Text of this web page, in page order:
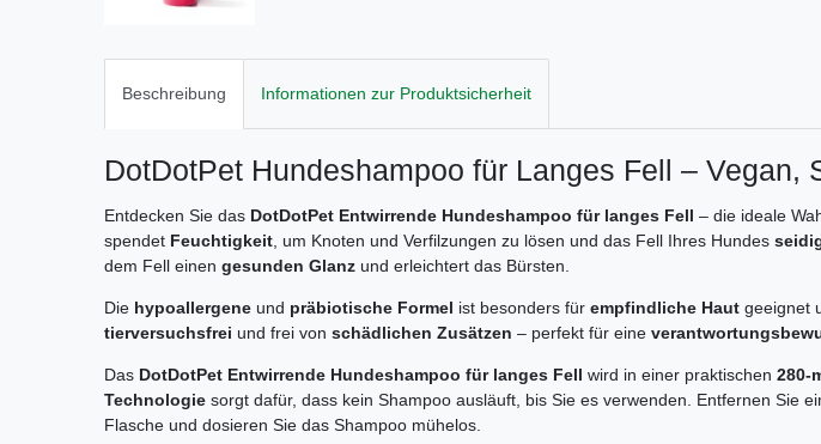
Beschreibung Informationen zur Produktsicherheit
DotDotPet Hundeshampoo für Langes Fell – Vegan,
Entdecken Sie das DotDotPet Entwirrende Hundeshampoo für langes Fell – die ideale
spendet Feuchtigkeit , um Knoten und Verfilzungen zu lösen und das Fell Ihres Hundes
dem Fell einen gesunden Glanz und erleichtert das Bürsten.
Die hypoallergene und präbiotische Formel ist besonders für empfindliche Haut geeignet
tierversuchsfrei und frei von schädlichen Zusätzen – perfekt für eine
Das DotDotPet Entwirrende Hundeshampoo für langes Fell wird in einer praktischen 280-
Technologie sorgt dafür, dass kein Shampoo ausläuft, bis Sie es verwenden. Entfernen Sie
Flasche und dosieren Sie das Shampoo mühelos.